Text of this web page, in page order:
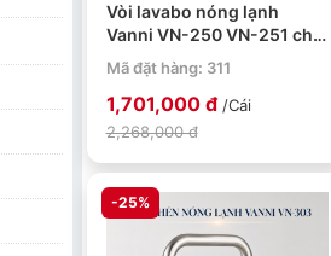
Vòi lavabo nóng lạnh
Vanni VN-250 VN-251 chất
liệu đồng thau mạ crome
Mã đặt hàng: 311
1,701,000 đ /Cái
2,268,000 đ
-25%